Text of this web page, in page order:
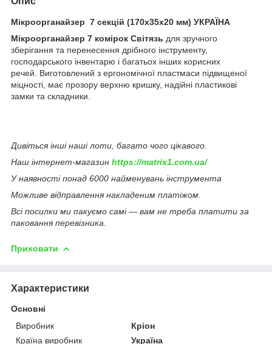
Мікроорганайзер 7 секцій (170х35х20 мм) УКРАЇНА
Мікроорганайзер 7 комірок Світязь для зручного
зберігання та перенесення дрібного інструменту,
господарського інвентарю і багатьох інших корисних
речей. Виготовлений з ергономічної пластмаси підвищеної
міцності, має прозору верхню кришку, надійні пластикові
замки та складники.
Дивіться інші наші лоти, багато чого цікавого.
Наш інтернет-магазин https://matrix1.com.ua/
У наявності понад 6000 найменувань інструмента
Можливе відправлення накладеним платіжом.
Всі посилки ми пакуємо самі — вам не треба платити за
паковання перевізника.
Приховати
Характеристики
Основні
Виробник
Кріон
Країна виробник
Україна